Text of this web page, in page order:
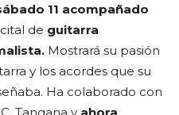
11 acompañado
de guitarra
Mostrará su pasión
y los acordes que su
Ha colaborado con
Tangana y ahora